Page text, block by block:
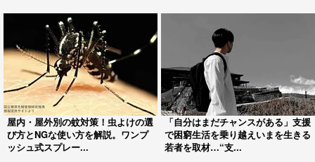
屋内・屋外別の蚊対策！虫よけの選
び方とNGな使い方を解説。ワンプ
ッシュ式スプレー...
「自分はまだチャンスがある」支援
で困窮生活を乗り越えいまを生きる
若者を取材…“支...